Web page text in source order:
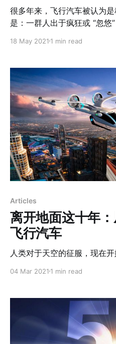
很多年来，飞行汽车被认为
是：一群人出于疯狂或 “忽悠
引着人们在过去一百年里前仆
18 May 2021 1 min read
Articles
离开地面这十年
飞行汽车
人类对于天空的征服，现在
04 Mar 2021 1 min read